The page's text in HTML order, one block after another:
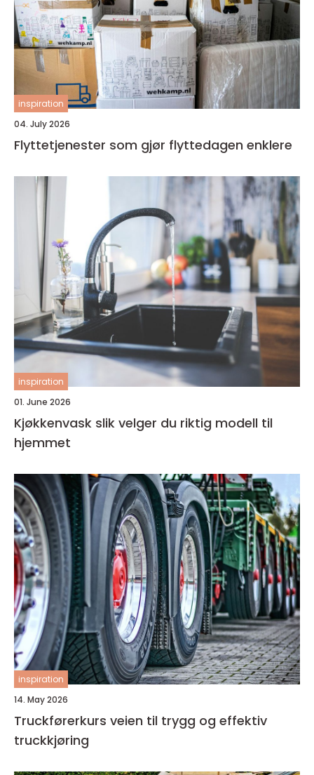
inspiration
04. July 2026
Flyttetjenester som gjør flyttedagen enklere
inspiration
01. June 2026
Kjøkkenvask slik velger du riktig modell til
hjemmet
inspiration
14. May 2026
Truckførerkurs veien til trygg og effektiv
truckkjøring